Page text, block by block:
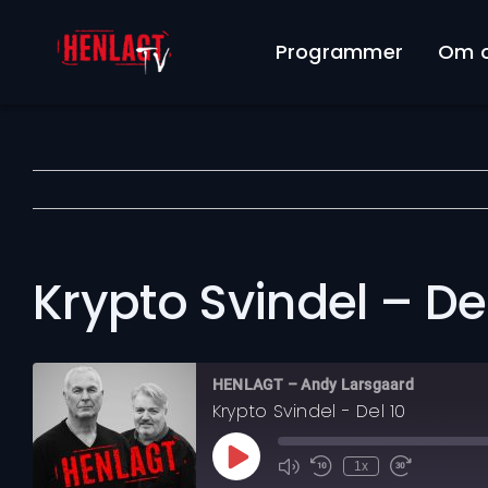
content
Programmer Om
Krypto Svindel –
HENLAGT – Andy Larsgaard
Krypto Svindel - Del 10
Play
Episode Mute/Unmute
Rewind
1x
Fast